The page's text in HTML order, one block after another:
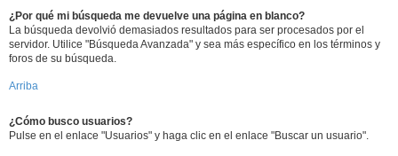
¿Por qué mi búsqueda me devuelve una página en blanco?
La búsqueda devolvió demasiados resultados para ser procesados por el
servidor. Utilice "Búsqueda Avanzada" y sea más específico en los términos y
foros de su búsqueda.
Arriba
¿Cómo busco usuarios?
Pulse en el enlace "Usuarios" y haga clic en el enlace "Buscar un usuario".